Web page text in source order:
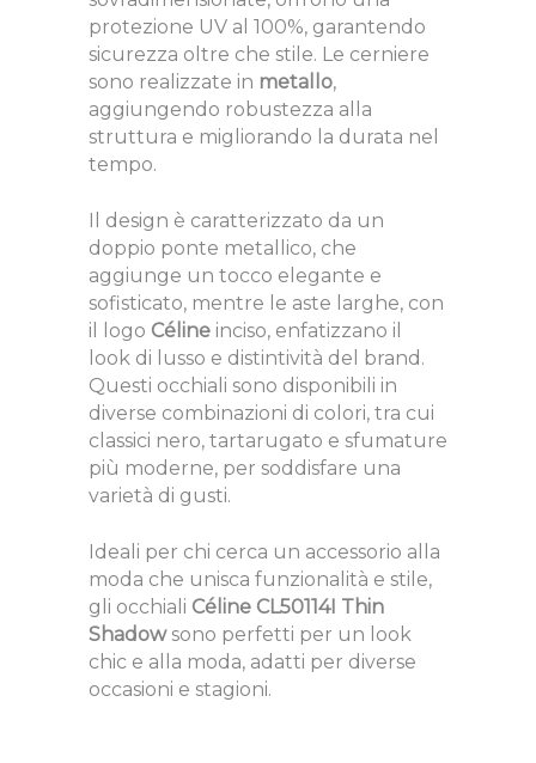
protezione UV al 100%, garantendo
sicurezza oltre che stile. Le cerniere
sono realizzate in metallo,
aggiungendo robustezza alla
struttura e migliorando la durata nel
tempo.
Il design è caratterizzato da un
doppio ponte metallico, che
aggiunge un tocco elegante e
sofisticato, mentre le aste larghe, con
il logo Céline inciso, enfatizzano il
look di lusso e distintività del brand.
Questi occhiali sono disponibili in
diverse combinazioni di colori, tra cui
classici nero, tartarugato e sfumature
più moderne, per soddisfare una
varietà di gusti.
Ideali per chi cerca un accessorio alla
moda che unisca funzionalità e stile,
gli occhiali Céline CL50114I Thin
Shadowsono perfetti per un look
chic e alla moda, adatti per diverse
occasioni e stagioni.